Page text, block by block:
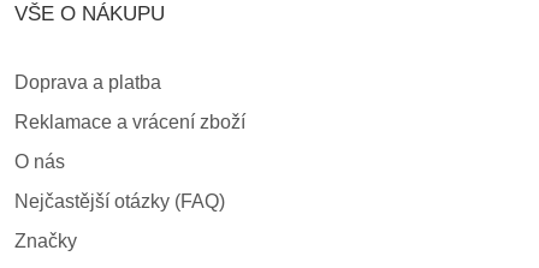
VŠE O NÁKUPU
Doprava a platba
Reklamace a vrácení zboží
O nás
Nejčastější otázky (FAQ)
Značky